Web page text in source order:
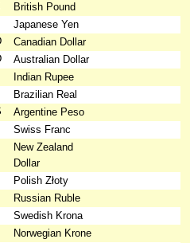
British Pound
Japanese Yen
Canadian Dollar
Australian Dollar
Indian Rupee
Brazilian Real
Argentine Peso
Swiss Franc
New Zealand
Dollar
Polish Złoty
Russian Ruble
Swedish Krona
Norwegian Krone